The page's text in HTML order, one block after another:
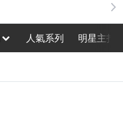
人氣系列 明星主打